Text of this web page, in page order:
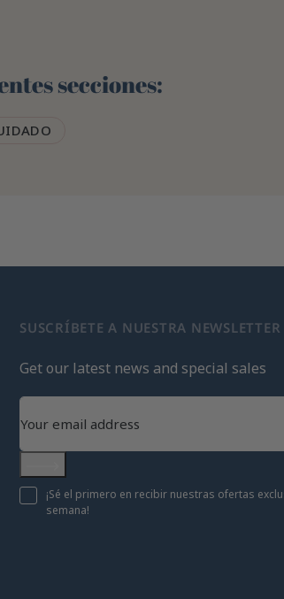
secciones:
SUSCRÍBETE A NUESTRA NEWSLETTER
Get our latest news and special sales
Subscribe
¡Sé el primero en recibir nuestras ofertas
semana!